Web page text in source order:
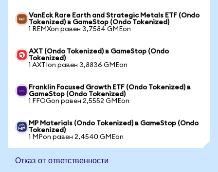
VanEck Rare Earth and Strategic Metals ETF (Ondo
Tokenized) в GameStop (Ondo Tokenized)
1 REMXon равен 3,7584 GMEon
AXT (Ondo Tokenized) в GameStop (Ondo
Tokenized)
1 AXTIon равен 3,8836 GMEon
Franklin Focused Growth ETF (Ondo Tokenized) в
GameStop (Ondo Tokenized)
1 FFOGon равен 2,5552 GMEon
MP Materials (Ondo Tokenized) в GameStop (Ondo
Tokenized)
1 MPon равен 2,4540 GMEon
Отказ от ответственности